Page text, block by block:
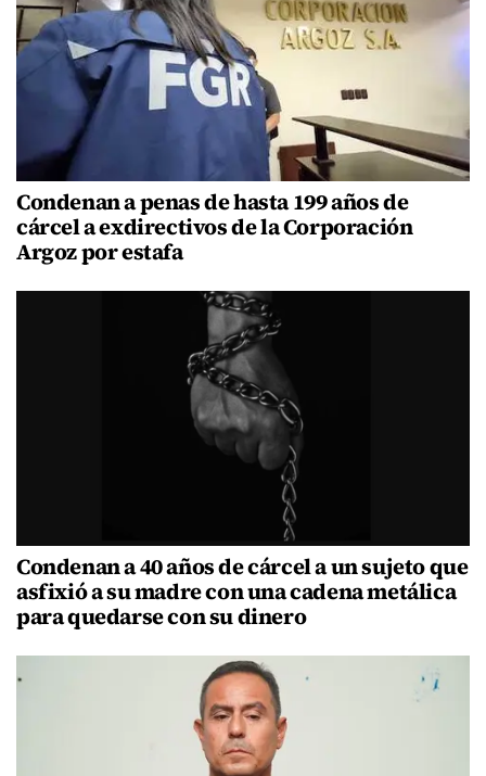
Condenan a penas de hasta 199 años de
cárcel a exdirectivos de la Corporación
Argoz por estafa
Condenan a 40 años de cárcel a un sujeto que
asfixió a su madre con una cadena metálica
para quedarse con su dinero